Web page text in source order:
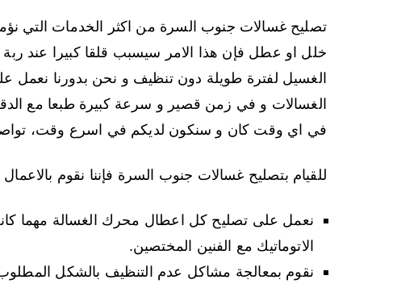
تصليح غسالات جنوب السرة من اكثر الخدمات التي
خلل او عطل فإن هذا الامر سيسبب قلقا كبيرا عند ربة
الغسيل لفترة طويلة دون تنظيف و نحن بدورنا نعمل
الغسالات و في زمن قصير و سرعة كبيرة طبعا مع الدقة
في اي وقت كان و سنكون لديكم في اسرع وقت، تواصلوا
للقيام بتصليح غسالات جنوب السرة فإننا نقوم بالاعمال
نعمل على تصليح كل اعطال محرك الغسالة مهما
الاتوماتيك مع الفنين المختصين.
نقوم بمعالجة مشاكل عدم التنظيف بالشكل